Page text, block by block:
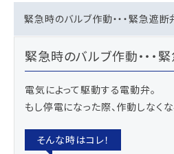
緊急時のバルブ作動・・・緊急遮断
緊急時のバルブ作動・・・
電気によって駆動する電動弁。
もし停電になった際、作動しなくな